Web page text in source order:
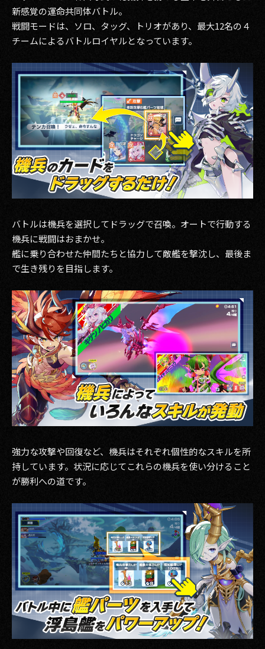
新感覚の運命共同体バトル。
戦闘モードは、ソロ、タッグ、トリオがあり、最大12名の４
チームによるバトルロイヤルとなっています。
バトルは機兵を選択してドラッグで召喚。オートで行動する
機兵に戦闘はおまかせ。
艦に乗り合わせた仲間たちと協力して敵艦を撃沈し、最後ま
で生き残りを目指します。
強力な攻撃や回復など、機兵はそれぞれ個性的なスキルを所
持しています。状況に応じてこれらの機兵を使い分けること
が勝利への道です。